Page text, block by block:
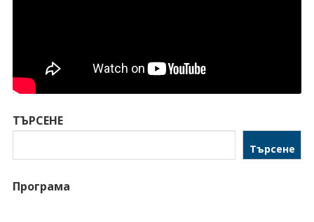
ТЪРСЕНЕ
Търсене
Програма